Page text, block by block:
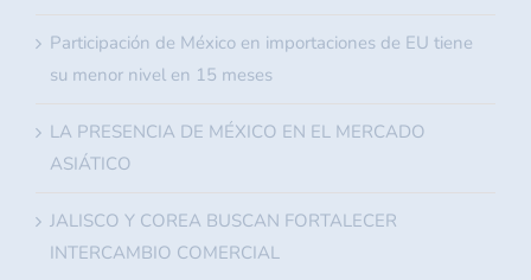
Participación de México en importaciones de EU tiene
su menor nivel en 15 meses
LA PRESENCIA DE MÉXICO EN EL MERCADO
ASIÁTICO
JALISCO Y COREA BUSCAN FORTALECER
INTERCAMBIO COMERCIAL